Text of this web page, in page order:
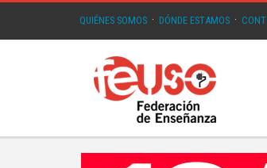
QUIÉNES SOMOS · DÓNDE ESTAMOS ·